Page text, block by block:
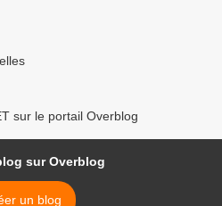
sur le portail Overblog
sur Overblog
un blog